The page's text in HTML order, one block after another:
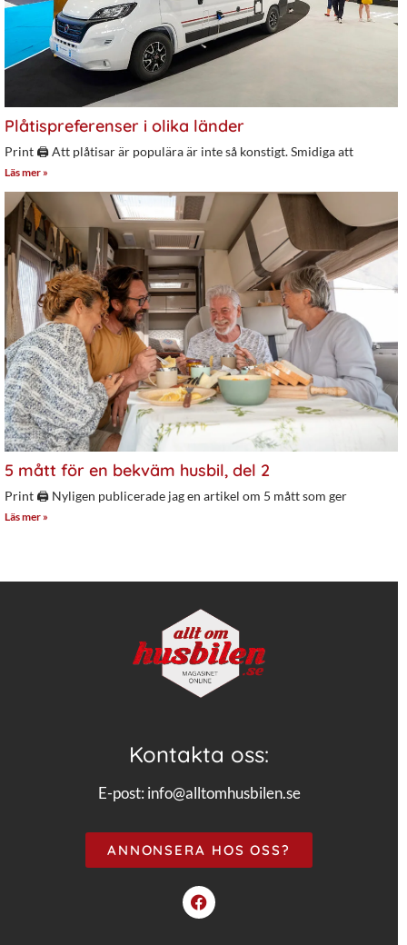
Plåtispreferenser i olika länder
Print 🖨 Att plåtisar är populära är inte så konstigt. Smidiga att
Läs mer »
5 mått för en bekväm husbil, del 2
Print 🖨 Nyligen publicerade jag en artikel om 5 mått som ger
Läs mer »
Kontakta oss:
E-post: info@alltomhusbilen.se
ANNONSERA HOS OSS?